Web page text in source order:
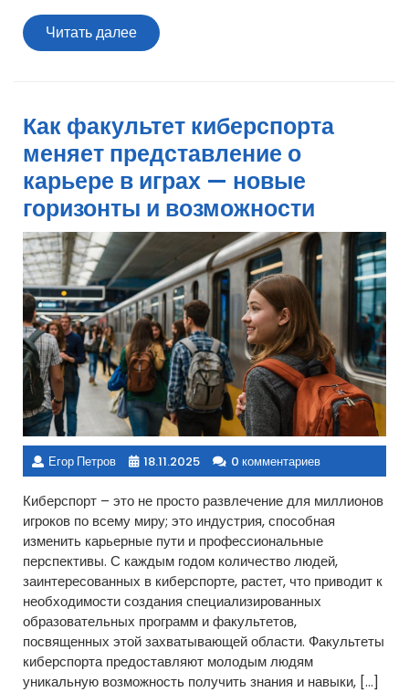
Читать далееЧитать
далее
Как факультет киберспорта
меняет представление о
карьере в играх — новые
горизонты и возможности
Егор Петров 18.11.2025 0 комментариев
Киберспорт – это не просто развлечение для миллионов
игроков по всему миру; это индустрия, способная
изменить карьерные пути и профессиональные
перспективы. С каждым годом количество людей,
заинтересованных в киберспорте, растет, что приводит к
необходимости создания специализированных
образовательных программ и факультетов,
посвященных этой захватывающей области. Факультеты
киберспорта предоставляют молодым людям
уникальную возможность получить знания и навыки, […]